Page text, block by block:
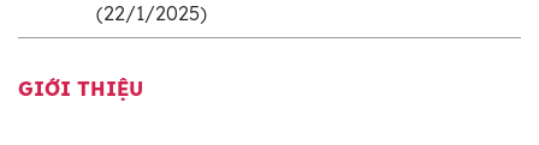
(22/1/2025)
GIỚI THIỆU